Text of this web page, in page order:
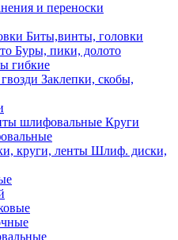
и переноски
Биты,винты, головки
Буры, пики, долото
гибкие
Заклепки, скобы,
Круги
Шлиф. диски,